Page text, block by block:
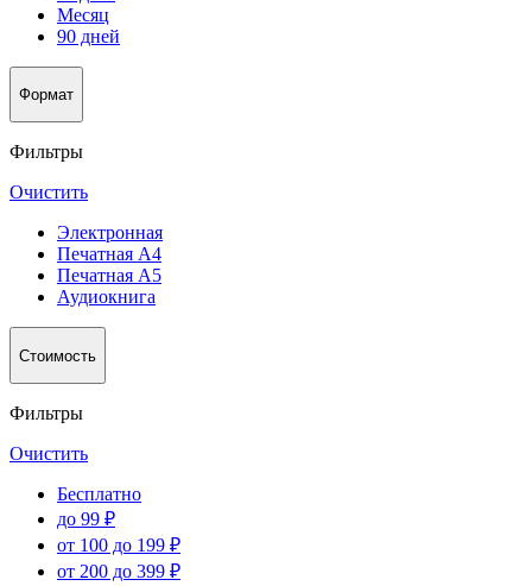
Месяц
90 дней
Формат
Фильтры
Очистить
Электронная
Печатная А4
Печатная А5
Аудиокнига
Стоимость
Фильтры
Очистить
Бесплатно
до 99 ₽
от 100 до 199 ₽
от 200 до 399 ₽